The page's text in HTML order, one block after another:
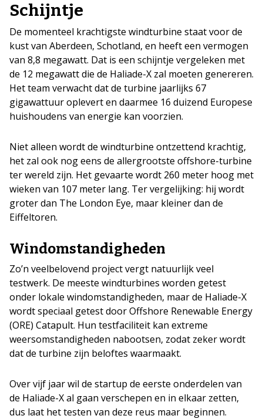
Schijntje
De momenteel krachtigste windturbine staat voor de
kust van Aberdeen, Schotland, en heeft een vermogen
van 8,8 megawatt. Dat is een schijntje vergeleken met
de 12 megawatt die de Haliade-X zal moeten genereren.
Het team verwacht dat de turbine jaarlijks 67
gigawattuur oplevert en daarmee 16 duizend Europese
huishoudens van energie kan voorzien.
Niet alleen wordt de windturbine ontzettend krachtig,
het zal ook nog eens de allergrootste offshore-turbine
ter wereld zijn. Het gevaarte wordt 260 meter hoog met
wieken van 107 meter lang. Ter vergelijking: hij wordt
groter dan The London Eye, maar kleiner dan de
Eiffeltoren.
Windomstandigheden
Zo’n veelbelovend project vergt natuurlijk veel
testwerk. De meeste windturbines worden getest
onder lokale windomstandigheden, maar de Haliade-X
wordt speciaal getest door Offshore Renewable Energy
(ORE) Catapult. Hun testfaciliteit kan extreme
weersomstandigheden nabootsen, zodat zeker wordt
dat de turbine zijn beloftes waarmaakt.
Over vijf jaar wil de startup de eerste onderdelen van
de Haliade-X al gaan verschepen en in elkaar zetten,
dus laat het testen van deze reus maar beginnen.